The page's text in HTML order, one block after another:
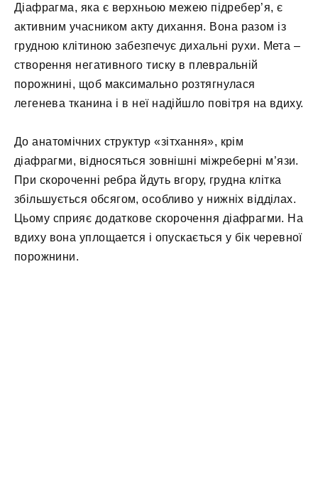
Діафрагма, яка є верхньою межею підребер’я, є
активним учасником акту дихання. Вона разом із
грудною клітиною забезпечує дихальні рухи. Мета –
створення негативного тиску в плевральній
порожнині, щоб максимально розтягнулася
легенева тканина і в неї надійшло повітря на вдиху.
До анатомічних структур «зітхання», крім
діафрагми, відносяться зовнішні міжреберні м’язи.
При скороченні ребра йдуть вгору, грудна клітка
збільшується обсягом, особливо у нижніх відділах.
Цьому сприяє додаткове скорочення діафрагми. На
вдиху вона уплощается і опускається у бік черевної
порожнини.